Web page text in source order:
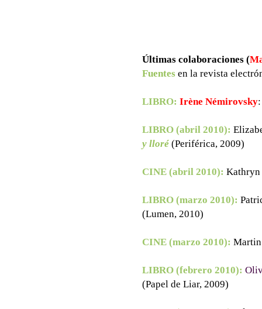
Últimas colaboraciones (
Fuentes en la revista
LIBRO: Irène Némirovsky
LIBRO (abril 2010):
y lloré (Periférica, 2009)
CINE (abril 2010):
LIBRO (marzo 2010):
(Lumen, 2010)
CINE (marzo 2010):
LIBRO (febrero 2010):
(Papel de Liar, 2009)